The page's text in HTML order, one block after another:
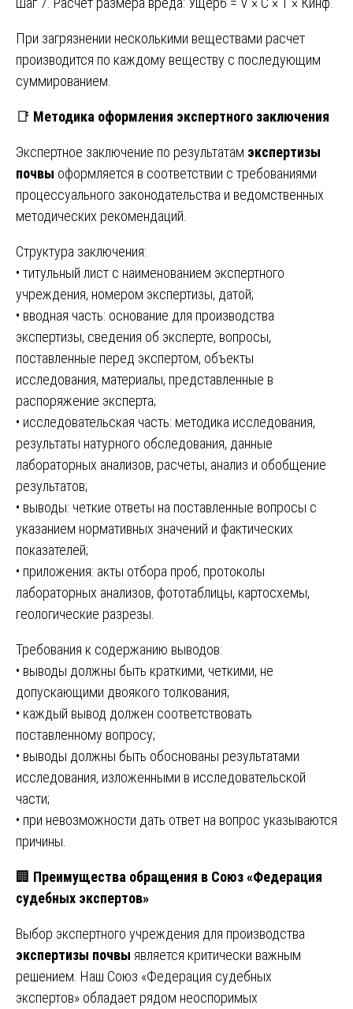
При загрязнении несколькими веществами расчет
производится по каждому веществу с последующим
суммированием.
📑 Методика оформления экспертного заключения
Экспертное заключение по результатам экспертизы
почвы оформляется в соответствии с требованиями
процессуального законодательства и ведомственных
методических рекомендаций.
Структура заключения:
• титульный лист с наименованием экспертного
учреждения, номером экспертизы, датой;
• вводная часть: основание для производства
экспертизы, сведения об эксперте, вопросы,
поставленные перед экспертом, объекты
исследования, материалы, представленные в
распоряжение эксперта;
• исследовательская часть: методика исследования,
результаты натурного обследования, данные
лабораторных анализов, расчеты, анализ и обобщение
результатов;
• выводы: четкие ответы на поставленные вопросы с
указанием нормативных значений и фактических
показателей;
• приложения: акты отбора проб, протоколы
лабораторных анализов, фототаблицы, картосхемы,
геологические разрезы.
Требования к содержанию выводов:
• выводы должны быть краткими, четкими, не
допускающими двоякого толкования;
• каждый вывод должен соответствовать
поставленному вопросу;
• выводы должны быть обоснованы результатами
исследования, изложенными в исследовательской
части;
• при невозможности дать ответ на вопрос указываются
причины.
🏢 Преимущества обращения в Союз «Федерация
судебных экспертов»
Выбор экспертного учреждения для производства
экспертизы почвы является критически важным
решением. Наш Союз «Федерация судебных
экспертов» обладает рядом неоспоримых